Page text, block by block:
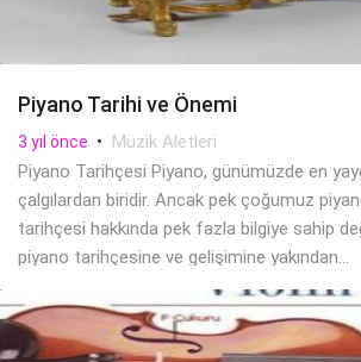
Piyano Tarihi ve Önemi
3 yıl önce • Müzik Aletleri
Piyano Tarihçesi Piyano, günümüzde en
çalgılardan biridir. Ancak pek çoğumuz
tarihçesi hakkında pek fazla bilgiye sahip
piyano tarihçesine ve gelişimine yakından...